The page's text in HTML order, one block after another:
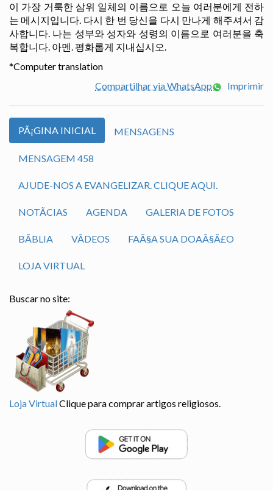
이 가장 거룩한 삼위 일체의 이름으로 오늘 여러분에게 전하
는 메시지입니다. 다시 한 번 당신을 다시 만나게 해주셔서 감
사합니다. 나는 성부와 성자와 성령의 이름으로 여러분을 축
복합니다. 아멘. 평화롭게 지내십시오.
*Computer translation
Compartilhar via WhatsApp
Imprimir
PÃ¡GINA INICIAL MENSAGENS
MENSAGEM 458
AJUDE-NOS A EVANGELIZAR. CLIQUE AQUI.
NOTÃ­CIAS AGENDA GALERIA DE FOTOS
BÃ­BLIA VÃ­DEOS FAÃ§A SUA DOAÃ§Ã£O
LOJA VIRTUAL
Buscar no site:
Loja VirtualClique para comprar artigos religiosos.